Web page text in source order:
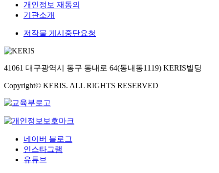
개인정보 재동의
기관소개
저작물 게시중단요청
41061 대구광역시 동구 동내로 64(동내동1119) KERIS빌딩
Copyright© KERIS. ALL RIGHTS RESERVED
네이버 블로그
인스타그램
유튜브